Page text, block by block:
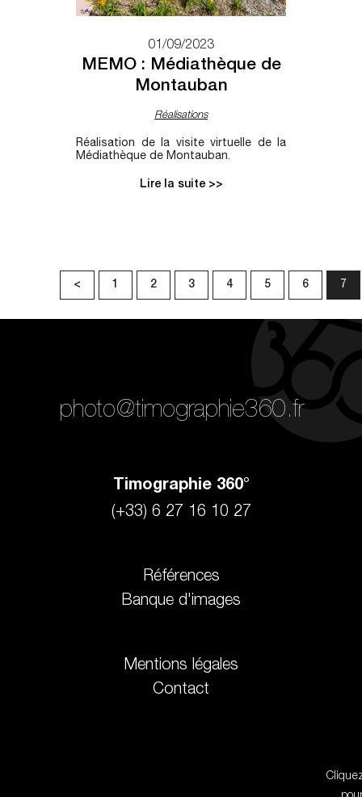
01/09/2023
MEMO : Médiathèque de
Montauban
Réalisations
Réalisation de la visite virtuelle de la
Médiathèque de Montauban.
Lire la suite >>
< 1 2 3 4 5 6 7
photo@timographie360.fr
Timographie 360°
(+33) 6 27 16 10 27
Références
Banque d'images
Mentions légales
Contact